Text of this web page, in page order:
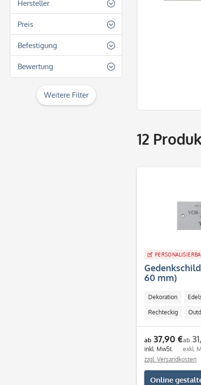
Hersteller
Innograv Group
Preis
von12,60 €bis45,50 €
Befestigung
Löcher für Schrauben
Bewertung
& mehr
Weitere Filter
12
60 mm)
Dekoration
Rechteckig
ab 37,90 €
inkl. MwSt.
ab
exkl.
zzgl. Versandkosten
Online